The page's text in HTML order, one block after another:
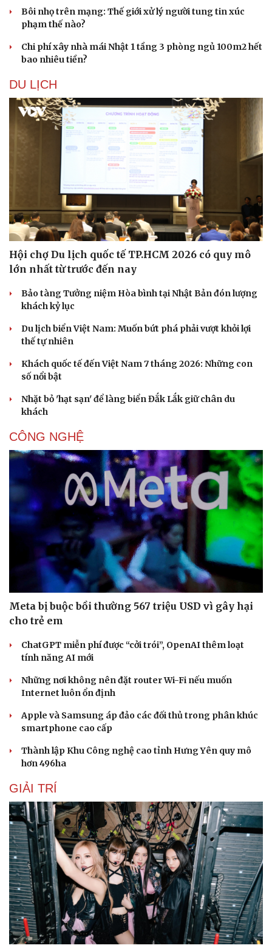
Thể thao
Lịch thi đấu bóng đá
Thế giới thể thao
eSports
Ô tô - Xe máy
Tư vấn
Bôi nhọ trên mạng: Thế giới xử lý người tung tin xúc
phạm thế nào?
Chi phí xây nhà mái Nhật 1 tầng 3 phòng ngủ 100m2 hết
bao nhiêu tiền?
DU LỊCH
Hội chợ Du lịch quốc tế TP.HCM 2026 có quy mô
lớn nhất từ trước đến nay
Bảo tàng Tưởng niệm Hòa bình tại Nhật Bản đón lượng
khách kỷ lục
Du lịch biển Việt Nam: Muốn bứt phá phải vượt khỏi lợi
thế tự nhiên
Khách quốc tế đến Việt Nam 7 tháng 2026: Những con
số nổi bật
Nhặt bỏ 'hạt sạn' để làng biển Đắk Lắk giữ chân du
khách
CÔNG NGHỆ
Meta bị buộc bồi thường 567 triệu USD vì gây hại
cho trẻ em
ChatGPT miễn phí được “cởi trói”, OpenAI thêm loạt
tính năng AI mới
Những nơi không nên đặt router Wi-Fi nếu muốn
Internet luôn ổn định
Apple và Samsung áp đảo các đối thủ trong phân khúc
smartphone cao cấp
Thành lập Khu Công nghệ cao tỉnh Hưng Yên quy mô
hơn 496ha
GIẢI TRÍ